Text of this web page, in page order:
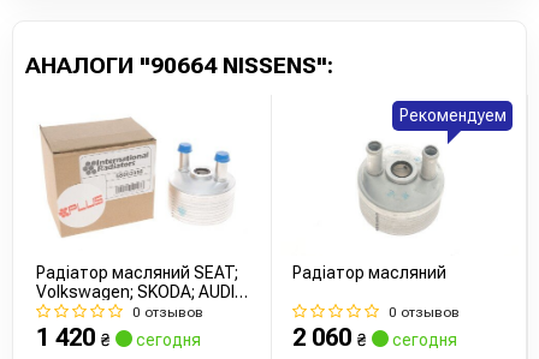
АНАЛОГИ "90664 NISSENS":
Радіатор масляний SEAT;
Volkswagen; SKODA; AUDI
(вир-во Van Wezel)
0 отзывов
1 420 ₴ сегодня
Радіатор масляний
0 отзывов
2 060 ₴ сегодня
Рекомендуем